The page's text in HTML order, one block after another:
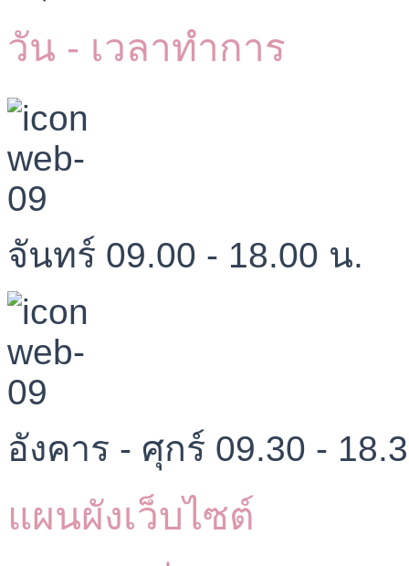
วัน - เวลาทำการ
จันทร์ 09.00 - 18.00 น.
อังคาร - ศุกร์ 09.30 -
แผนผังเว็บไซต์